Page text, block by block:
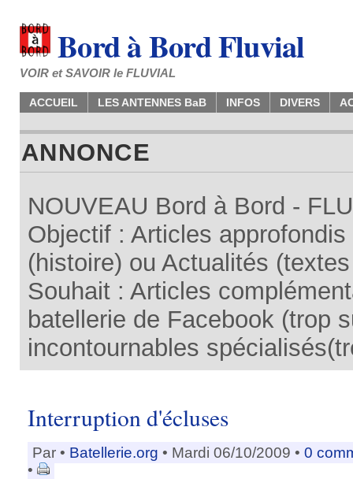
Bord à Bord Fluvial
VOIR et SAVOIR le FLUVIAL
ACCUEIL LES ANTENNES BaB INFOS DIVERS
ANNONCE
NOUVEAU Bord à Bord -
Objectif : Articles
(histoire) ou Actualités
Souhait : Articles
batellerie de Facebook (trop
incontournables
Interruption d'écluses
Par • Batellerie.org • Mardi 06/10/2009 • 0
•